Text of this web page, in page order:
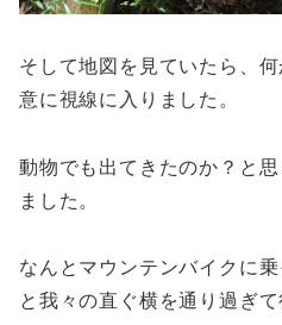
そして地図を見ていたら、
意に視線に入りました。
動物でも出てきたのか？と
ました。
なんとマウンテンバイクに
と我々の直ぐ横を通り過ぎて